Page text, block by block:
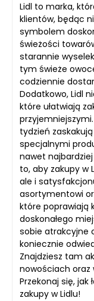
Lidl to marka,
klientów, będąc
symbolem
świeżości
starannie
tym świeże
codziennie
Dodatkowo, Lidl
które ułatwiają
tydzień
specjalnymi
nawet
to, aby zakupy w
ale i
asortymentowi
które poprawiają
doskonałego
sobie atrakcyjne
koniecznie
Znajdziesz tam
nowościach oraz
Przekonaj się,
zakupy w Lidlu!